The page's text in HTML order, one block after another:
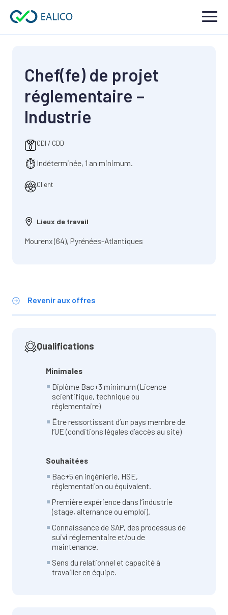
Chef(fe) de projet
réglementaire –
Industrie
CDI / CDD
Indéterminée, 1 an minimum.
Client
Lieux de travail
Mourenx (64), Pyrénées-Atlantiques
Revenir aux offres
Qualifications
Minimales
Diplôme Bac+3 minimum (Licence
scientifique, technique ou
réglementaire)
Être ressortissant d’un pays membre de
l’UE (conditions légales d’accès au site)
Souhaitées
Bac+5 en ingénierie, HSE,
réglementation ou équivalent.
Première expérience dans l’industrie
(stage, alternance ou emploi).
Connaissance de SAP, des processus de
suivi réglementaire et/ou de
maintenance.
Sens du relationnel et capacité à
travailler en équipe.